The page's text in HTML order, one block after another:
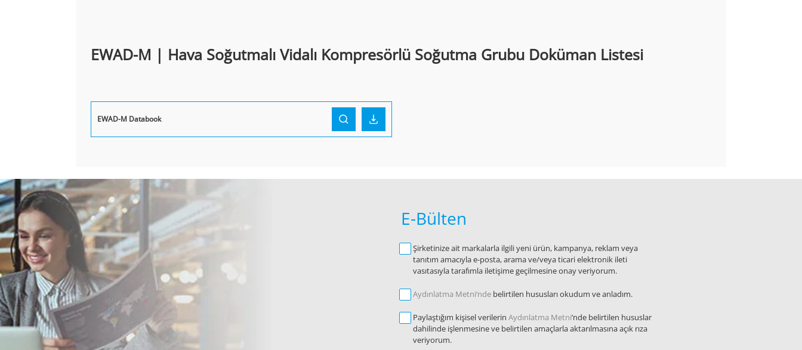
EWAD-M | Hava Soğutmalı Vidalı Kompresörlü Soğutma Grubu Doküman Listesi
EWAD-M Databook
E-Bülten
Şirketinize ait markalarla ilgili yeni ürün, kampanya, reklam veya
tanıtım amacıyla e-posta, arama ve/veya ticari elektronik ileti
vasıtasıyla tarafımla iletişime geçilmesine onay veriyorum.
Aydınlatma Metni‘nde belirtilen hususları okudum ve anladım.
Paylaştığım kişisel verilerin Aydınlatma Metni’nde belirtilen hususlar
dahilinde işlenmesine ve belirtilen amaçlarla aktarılmasına açık rıza
veriyorum.